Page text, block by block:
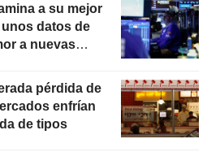
a su mejor
datos de
a nuevas
pérdida de
enfrían
de tipos